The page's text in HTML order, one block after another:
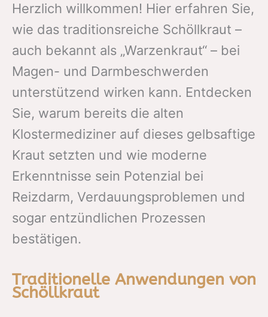
Herzlich willkommen! Hier erfahren Sie,
wie das traditionsreiche Schöllkraut –
auch bekannt als „Warzenkraut“ – bei
Magen- und Darmbeschwerden
unterstützend wirken kann. Entdecken
Sie, warum bereits die alten
Klostermediziner auf dieses gelbsaftige
Kraut setzten und wie moderne
Erkenntnisse sein Potenzial bei
Reizdarm, Verdauungsproblemen und
sogar entzündlichen Prozessen
bestätigen.
Traditionelle Anwendungen von
Schöllkraut